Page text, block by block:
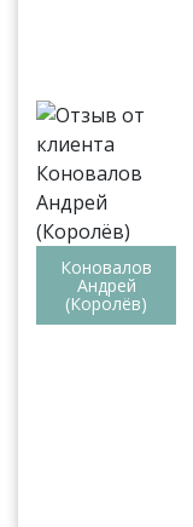
Коновалов
Андрей
(Королёв)